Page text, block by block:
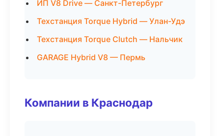
ИП V8 Drive — Санкт-Петербург
Техстанция Torque Hybrid — Улан-Удэ
Техстанция Torque Clutch — Нальчик
GARAGE Hybrid V8 — Пермь
Компании в Краснодар